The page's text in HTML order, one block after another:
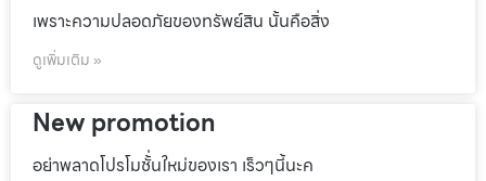
เพราะความปลอดภัยของทรัพย์สิน นั้นคือสิ่ง
ดูเพิ่มเติม »
New promotion
อย่าพลาดโปรโมชั้่นใหม่ของเรา เร็วๆนี้นะค